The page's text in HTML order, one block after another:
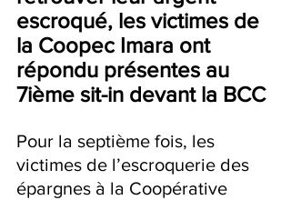
escroqué, les victimes de
la Coopec Imara ont
répondu présentes au
7ième sit-in devant la BCC
Pour la septième fois, les
victimes de l’escroquerie des
épargnes à la Coopérative